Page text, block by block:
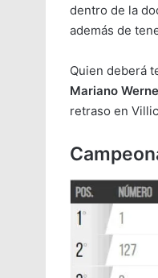
dentro de la
además de
Quien deberá
Mariano
retraso en